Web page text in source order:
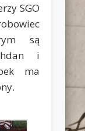
SGO
są
i
ma